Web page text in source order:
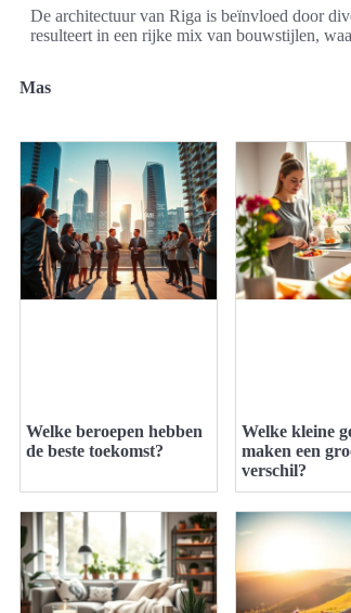
De architectuur van Riga is beïnvloed door
resulteert in een rijke mix van bouwstijlen,
Mas
Welke beroepen hebben
de beste toekomst?
Welke kleine
maken een
verschil?